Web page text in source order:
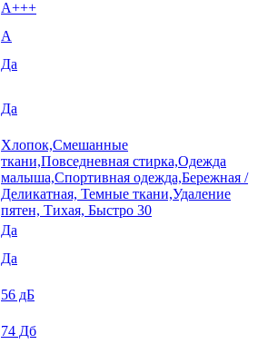
А+++
А
Да
Да
Хлопок,Смешанные
ткани,Повседневная стирка,Одежда
малыша,Спортивная одежда,Бережная /
Деликатная, Темные ткани,Удаление
пятен, Тихая, Быстро 30
Да
Да
56 дБ
74 Дб